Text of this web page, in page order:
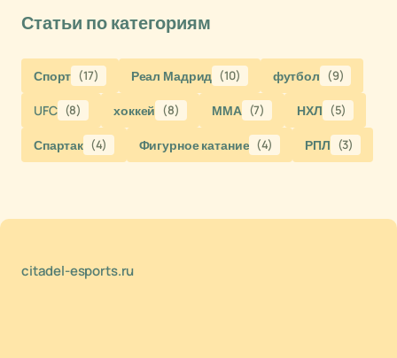
Статьи по категориям
Спорт (17) Реал Мадрид (10) футбол (9)
UFC (8) хоккей (8) ММА (7) НХЛ (5)
Спартак (4) Фигурное катание (4) РПЛ (3)
citadel-esports.ru